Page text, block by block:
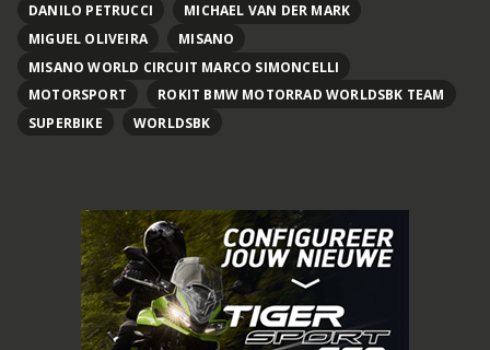
DANILO PETRUCCI
MICHAEL VAN DER MARK
MIGUEL OLIVEIRA
MISANO
MISANO WORLD CIRCUIT MARCO SIMONCELLI
MOTORSPORT
ROKIT BMW MOTORRAD WORLDSBK TEAM
SUPERBIKE
WORLDSBK